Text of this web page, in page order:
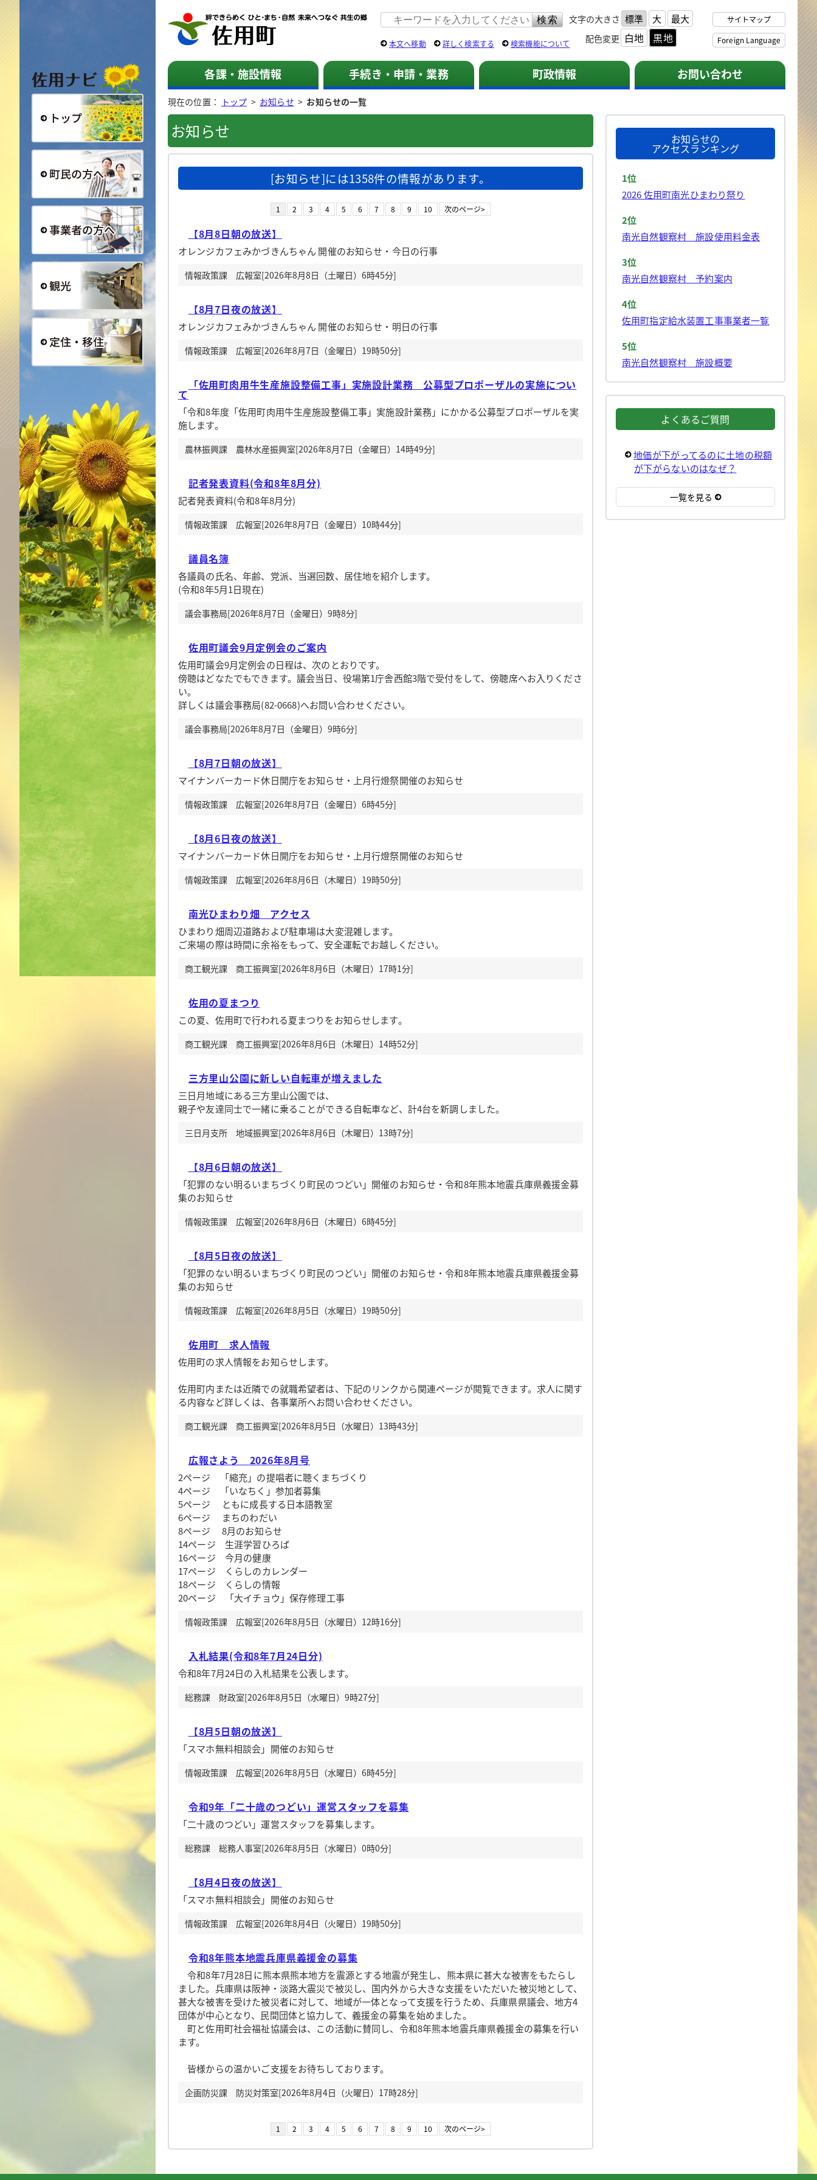
総合トップ
事業者の方へ
定住・移住
佐用町 公式ホームページ 文字の大きさ 標準 大 最大
配色変更 白地 黒地
サイトマップ
Foreign Language
本文へ移動 詳しく検索する 検索機能について
各課・施設情報 手続き・申請・業務 町政情報 お問い合わせ
現在の位置： トップ > お知らせ > お知らせの一覧
お知らせ
[お知らせ]には1358件の情報があります。
1 2 3 4 5 6 7 8 9 10 次のページ>
【8月8日朝の放送】
オレンジカフェみかづきんちゃん 開催のお知らせ・今日の行事
情報政策課 広報室[2026年8月8日（土曜日）6時45分]
【8月7日夜の放送】
オレンジカフェみかづきんちゃん 開催のお知らせ・明日の行事
情報政策課 広報室[2026年8月7日（金曜日）19時50分]
「佐用町肉用牛生産施設整備工事」実施設計業務 公募型プロポーザルの実施につい
て
「令和8年度「佐用町肉用牛生産施設整備工事」実施設計業務」にかかる公募型プロポーザルを実
施します。
農林振興課 農林水産振興室[2026年8月7日（金曜日）14時49分]
記者発表資料(令和8年8月分)
記者発表資料(令和8年8月分)
情報政策課 広報室[2026年8月7日（金曜日）10時44分]
議員名簿
各議員の氏名、年齢、党派、当選回数、居住地を紹介します。
(令和8年5月1日現在)
議会事務局[2026年8月7日（金曜日）9時8分]
佐用町議会9月定例会のご案内
佐用町議会9月定例会の日程は、次のとおりです。
傍聴はどなたでもできます。議会当日、役場第1庁舎西館3階で受付をして、傍聴席へお入りくださ
い。
詳しくは議会事務局(82-0668)へお問い合わせください。
議会事務局[2026年8月7日（金曜日）9時6分]
【8月7日朝の放送】
マイナンバーカード休日開庁をお知らせ・上月行燈祭開催のお知らせ
情報政策課 広報室[2026年8月7日（金曜日）6時45分]
【8月6日夜の放送】
マイナンバーカード休日開庁をお知らせ・上月行燈祭開催のお知らせ
情報政策課 広報室[2026年8月6日（木曜日）19時50分]
南光ひまわり畑 アクセス
ひまわり畑周辺道路および駐車場は大変混雑します。
ご来場の際は時間に余裕をもって、安全運転でお越しください。
商工観光課 商工振興室[2026年8月6日（木曜日）17時1分]
佐用の夏まつり
この夏、佐用町で行われる夏まつりをお知らせします。
商工観光課 商工振興室[2026年8月6日（木曜日）14時52分]
三方里山公園に新しい自転車が増えました
三日月地域にある三方里山公園では、
親子や友達同士で一緒に乗ることができる自転車など、計4台を新調しました。
三日月支所 地域振興室[2026年8月6日（木曜日）13時7分]
【8月6日朝の放送】
「犯罪のない明るいまちづくり町民のつどい」開催のお知らせ・令和8年熊本地震兵庫県義援金募
集のお知らせ
情報政策課 広報室[2026年8月6日（木曜日）6時45分]
【8月5日夜の放送】
「犯罪のない明るいまちづくり町民のつどい」開催のお知らせ・令和8年熊本地震兵庫県義援金募
集のお知らせ
情報政策課 広報室[2026年8月5日（水曜日）19時50分]
佐用町 求人情報
佐用町の求人情報をお知らせします。
佐用町内または近隣での就職希望者は、下記のリンクから関連ページが閲覧できます。求人に関す
る内容など詳しくは、各事業所へお問い合わせください。
商工観光課 商工振興室[2026年8月5日（水曜日）13時43分]
広報さよう 2026年8月号
2ページ 「縮充」の提唱者に聴くまちづくり
4ページ 「いなちく」参加者募集
5ページ ともに成長する日本語教室
6ページ まちのわだい
8ページ 8月のお知らせ
14ページ 生涯学習ひろば
16ページ 今月の健康
17ページ くらしのカレンダー
18ページ くらしの情報
20ページ 「大イチョウ」保存修理工事
情報政策課 広報室[2026年8月5日（水曜日）12時16分]
入札結果(令和8年7月24日分)
令和8年7月24日の入札結果を公表します。
総務課 財政室[2026年8月5日（水曜日）9時27分]
【8月5日朝の放送】
「スマホ無料相談会」開催のお知らせ
情報政策課 広報室[2026年8月5日（水曜日）6時45分]
令和9年「二十歳のつどい」運営スタッフを募集
「二十歳のつどい」運営スタッフを募集します。
総務課 総務人事室[2026年8月5日（水曜日）0時0分]
【8月4日夜の放送】
「スマホ無料相談会」開催のお知らせ
情報政策課 広報室[2026年8月4日（火曜日）19時50分]
令和8年熊本地震兵庫県義援金の募集
令和8年7月28日に熊本県熊本地方を震源とする地震が発生し、熊本県に甚大な被害をもたらし
ました。兵庫県は阪神・淡路大震災で被災し、国内外から大きな支援をいただいた被災地として、
甚大な被害を受けた被災者に対して、地域が一体となって支援を行うため、兵庫県県議会、地方4
団体が中心となり、民間団体と協力して、義援金の募集を始めました。
町と佐用町社会福祉協議会は、この活動に賛同し、令和8年熊本地震兵庫県義援金の募集を行い
ます。
皆様からの温かいご支援をお待ちしております。
企画防災課 防災対策室[2026年8月4日（火曜日）17時28分]
1 2 3 4 5 6 7 8 9 10 次のページ>
お知らせの
アクセスランキング
1位
2026 佐用町南光ひまわり祭り
2位
南光自然観察村 施設使用料金表
3位
南光自然観察村 予約案内
4位
佐用町指定給水装置工事事業者一覧
5位
南光自然観察村 施設概要
よくあるご質問
地価が下がってるのに土地の税額
が下がらないのはなぜ？
一覧を見る